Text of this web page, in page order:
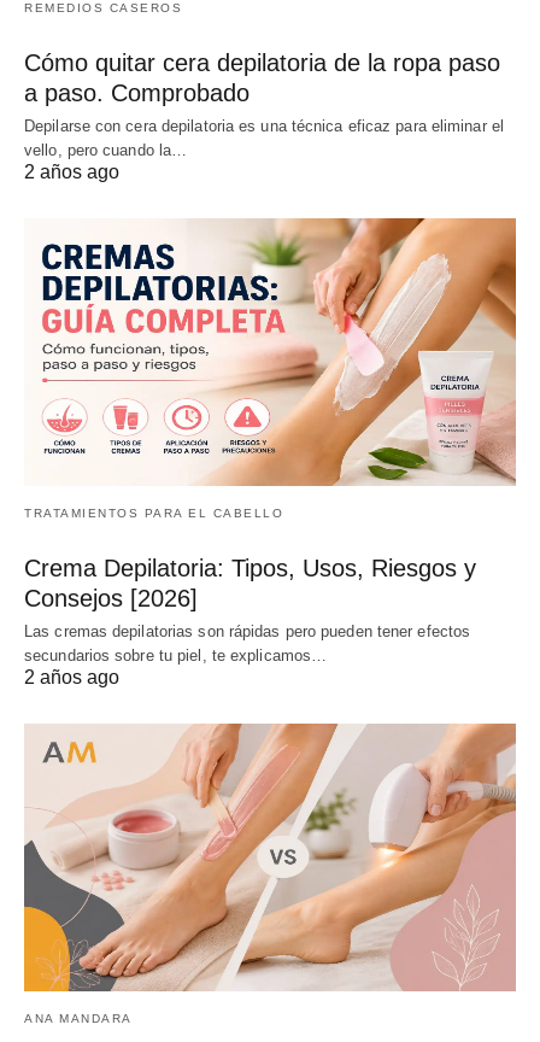
REMEDIOS CASEROS
Cómo quitar cera depilatoria de la ropa paso
a paso. Comprobado
Depilarse con cera depilatoria es una técnica eficaz para eliminar el
vello, pero cuando la…
2 años ago
TRATAMIENTOS PARA EL CABELLO
Crema Depilatoria: Tipos, Usos, Riesgos y
Consejos [2026]
Las cremas depilatorias son rápidas pero pueden tener efectos
secundarios sobre tu piel, te explicamos…
2 años ago
ANA MANDARA